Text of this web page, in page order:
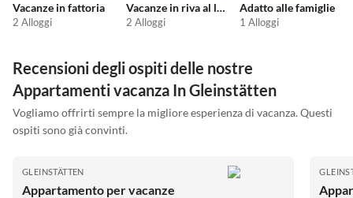
Vacanze in fattoria
2 Alloggi
Vacanze in riva al lago
2 Alloggi
Adatto alle famiglie
1 Alloggi
Recensioni degli ospiti delle nostre
Appartamenti vacanza In Gleinstätten
Vogliamo offrirti sempre la migliore esperienza di vacanza. Questi
ospiti sono già convinti.
GLEINSTÄTTEN
Appartamento per vacanze